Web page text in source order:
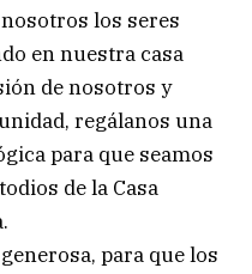
los seres
en nuestra casa
de nosotros y
regálanos una
para que seamos
de la Casa
para que los